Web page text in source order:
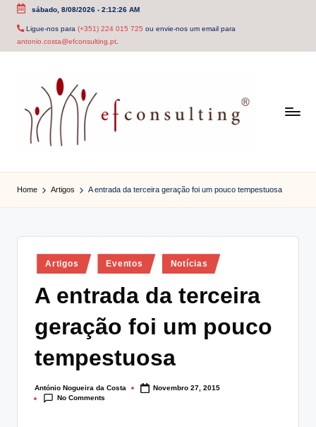
Skip
sábado, 8/08/2026- 2:12:26 AM
Ligue-nos para (+351) 224 015 725 ou envie-nos um email para
antonio.costa@efconsulting.pt.
f
c
o
Home Artigos A entrada da terceira geração foi um pouco tempestuosa
Posted
in
Artigos Eventos Notícias
A entrada da terceira
geração foi um pouco
tempestuosa
Posted
by
António Nogueira da Costa
Novembro 27, 2015
No Comments